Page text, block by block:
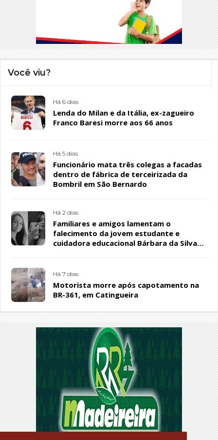
Você viu?
Há 6 dias
Lenda do Milan e da Itália, ex-zagueiro
Franco Baresi morre aos 66 anos
Há 5 dias
Funcionário mata três colegas a facadas
dentro de fábrica de terceirizada da
Bombril em São Bernardo
Há 2 dias
Familiares e amigos lamentam o
falecimento da jovem estudante e
cuidadora educacional Bárbara da Silva
Há 7 dias
Motorista morre após capotamento na
BR-361, em Catingueira